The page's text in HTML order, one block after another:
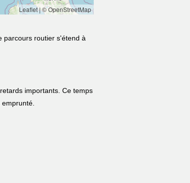
Leaflet|© OpenStreetMap
parcours routier s'étend à
importants. Ce temps